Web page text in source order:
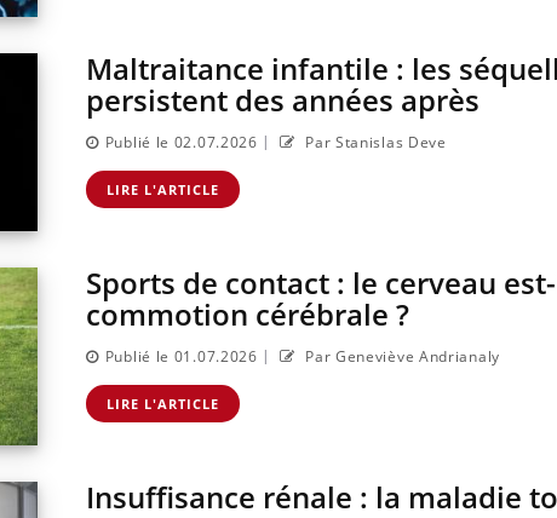
Maltraitance infantile : les
persistent des années après
Publié le 02.07.2026 | Par Stanislas Deve
LIRE L'ARTICLE
Sports de contact : le cerveau
commotion cérébrale ?
Publié le 01.07.2026 | Par Geneviève Andrianaly
LIRE L'ARTICLE
Insuffisance rénale : la maladie